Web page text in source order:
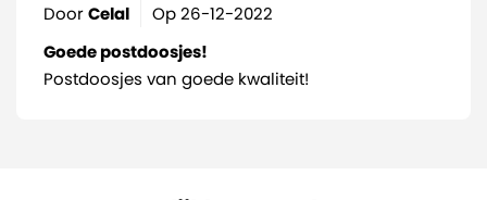
DoorCelal Op26-12-2022
Goede postdoosjes!
Postdoosjes van goede kwaliteit!